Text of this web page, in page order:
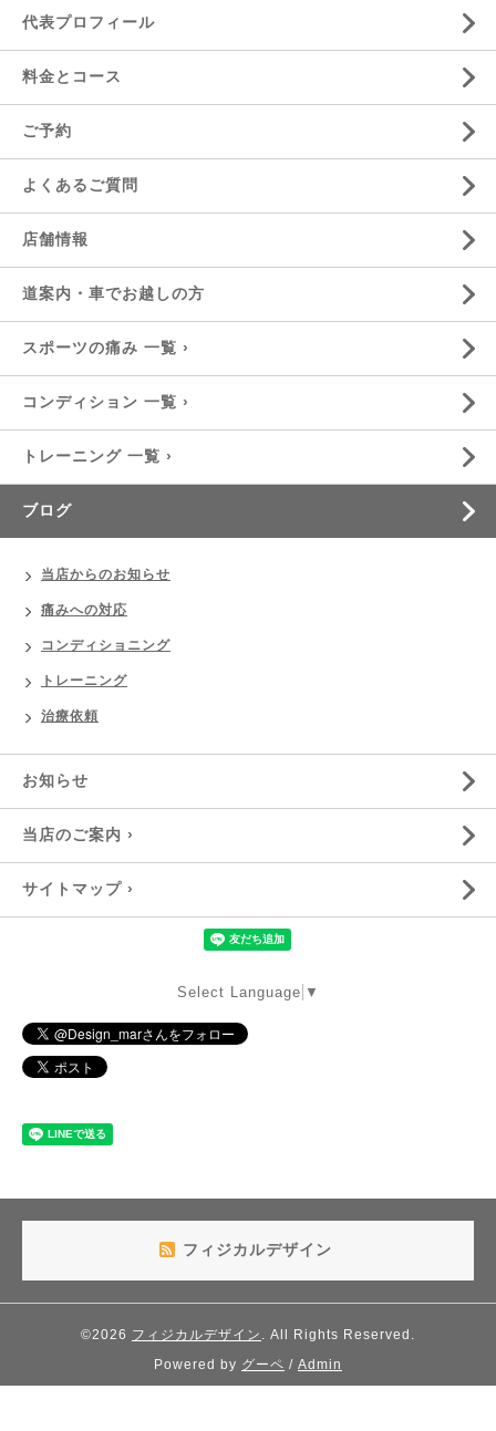
代表プロフィール
料金とコース
ご予約
よくあるご質問
店舗情報
道案内・車でお越しの方
スポーツの痛み 一覧 ›
コンディション 一覧 ›
トレーニング 一覧 ›
ブログ
当店からのお知らせ
痛みへの対応
コンディショニング
トレーニング
治療依頼
お知らせ
当店のご案内 ›
サイトマップ ›
Select Language ▼
フィジカルデザイン
©2026 フィジカルデザイン
. All Rights Reserved.
Powered by グーペ / Admin